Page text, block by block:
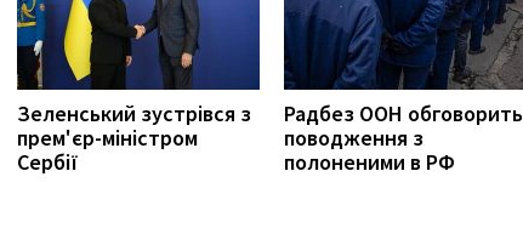
Зеленський зустрівся з
прем'єр-міністром
Сербії
Радбез ООН обговорить
поводження з
полоненими в РФ